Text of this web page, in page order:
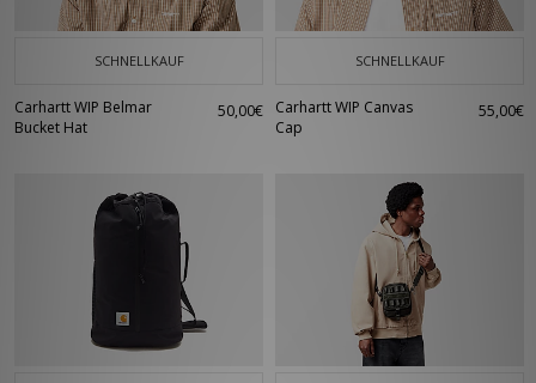
SCHNELLKAUF
Carhartt WIP Belmar
Bucket Hat
50,00€
SCHNELLKAUF
Carhartt WIP Canvas
Cap
55,00€